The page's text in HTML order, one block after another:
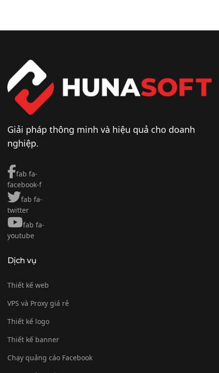
Giải pháp thông minh và hiệu quả cho doanh
nghiệp.
fab fa-
facebook-f
fab fa-
twitter
fab fa-
youtube
Dịch vụ
Thiết kế web
VPS và Proxy giá rẻ
Thiết kế logo
Thiết kế banner
Chạy quảng cáo Facebook